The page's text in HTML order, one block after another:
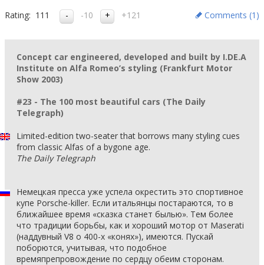
Rating: 111 -10 +121 Comments (1 )
Concept car engineered, developed and built by I.DE.A
Institute on Alfa Romeo’s styling (Frankfurt Motor
Show 2003)
#23 - The 100 most beautiful cars (The Daily
Telegraph)
Limited-edition two-seater that borrows many styling cues
from classic Alfas of a bygone age.
The Daily Telegraph
Немецкая пресса уже успела окрестить это спортивное
купе Porsche-killer. Если итальянцы постараются, то в
ближайшее время «сказка станет былью». Тем более
что традиции борьбы, как и хороший мотор от Maserati
(наддувный V8 о 400-х «конях»), имеются. Пускай
поборются, учитывая, что подобное
времяпрепровождение по сердцу обеим сторонам.